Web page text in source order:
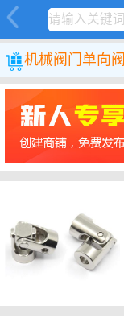
机械阀门 单向阀